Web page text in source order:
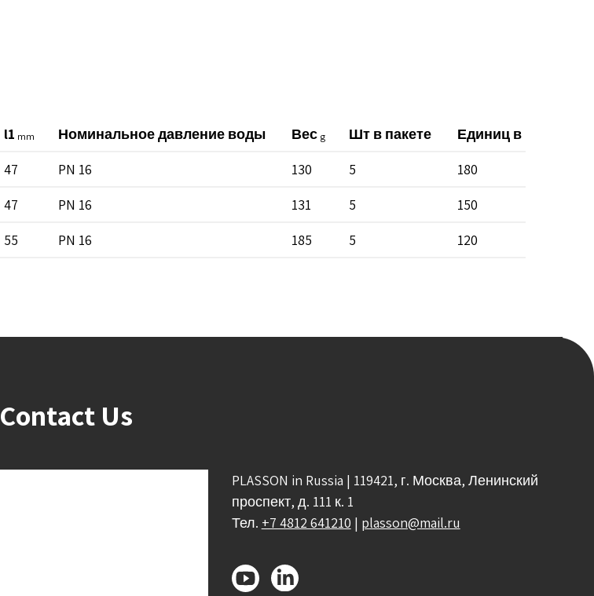
l1 mm Номинальное давление воды Вес g Шт в пакете
Единиц в коробке
47 PN 16 130 5
180
47 PN 16 131 5
150
55 PN 16 185 5 120
Contact Us
PLASSON in Russia | 119421, г. Москва, Ленинский
проспект, д. 111 к. 1
Тел. +7 4812 641210 | plasson@mail.ru